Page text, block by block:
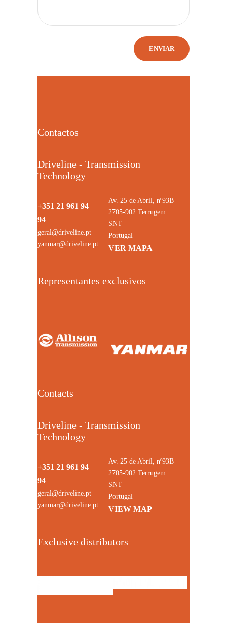
Contactos
Driveline - Transmission
Technology
+351 21 961 94
94
geral@driveline.pt
yanmar@driveline.pt
Av. 25 de Abril, nº93B
2705-902 Terrugem
SNT
Portugal
VER MAPA
Representantes exclusivos
Contacts
Driveline - Transmission
Technology
+351 21 961 94
94
geral@driveline.pt
yanmar@driveline.pt
Av. 25 de Abril, nº93B
2705-902 Terrugem
SNT
Portugal
VIEW MAP
Exclusive distributors